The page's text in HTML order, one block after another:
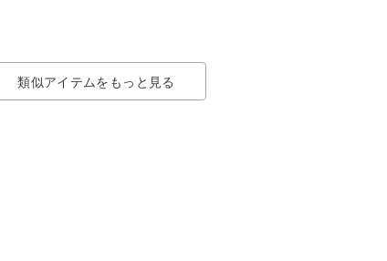
類似アイテムをもっと見る